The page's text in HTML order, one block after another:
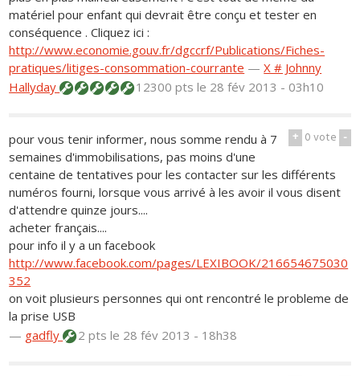
matériel pour enfant qui devrait être conçu et tester en
conséquence . Cliquez ici :
http://www.economie.gouv.fr/dgccrf/Publications/Fiches-
pratiques/litiges-consommation-courrante —X # Johnny
Hallyday
12300 ptsle 28 fév 2013 - 03h10
+ 0vote -
pour vous tenir informer, nous somme rendu à 7
semaines d'immobilisations, pas moins d'une
centaine de tentatives pour les contacter sur les différents
numéros fourni, lorsque vous arrivé à les avoir il vous disent
d'attendre quinze jours....
acheter français....
pour info il y a un facebook
http://www.facebook.com/pages/LEXIBOOK/216654675030
352
on voit plusieurs personnes qui ont rencontré le probleme de
la prise USB
— gadfly 2 ptsle 28 fév 2013 - 18h38